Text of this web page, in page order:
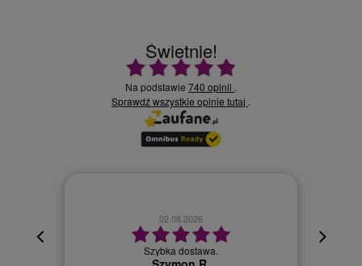
Świetnie!
Ocena średnia 4.9 na 5
Na podstawie 740 opinii .
Sprawdź wszystkie opinie tutaj .
02.08.2026
Szybka dostawa.